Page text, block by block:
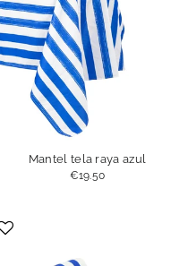
Mantel tela raya azul
€19.50